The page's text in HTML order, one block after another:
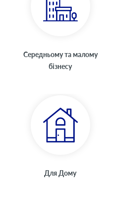
Середньому та малому
бізнесу
Для Дому